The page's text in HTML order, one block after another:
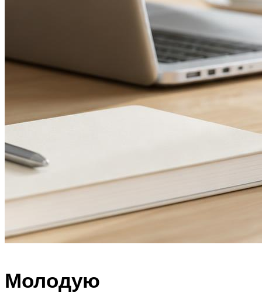
Молодую